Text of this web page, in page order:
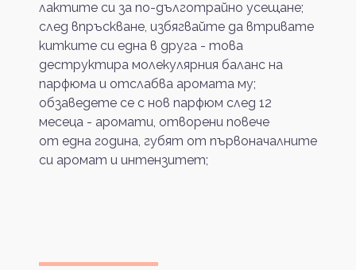
лактите си за по-дълготрайно усещане;
след впръскване, избягвайте да втривате
китките си една в друга - това
деструктира молекулярния баланс на
парфюма и отслабва аромата му;
обзаведете се с нов парфюм след 12
месеца - аромати, отворени повече
от една година, губят от първоначалните
си аромат и интензитет;